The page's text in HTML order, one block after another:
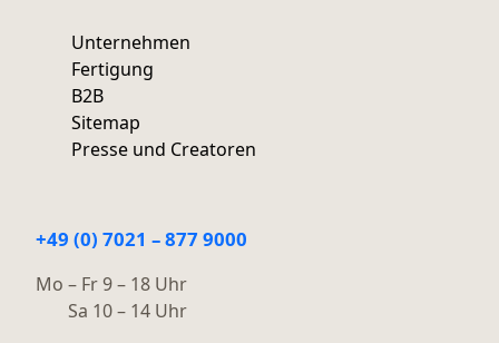
Unternehmen
Fertigung
B2B
Sitemap
Presse und Creatoren
+49 (0) 7021 – 877 9000
Mo – Fr 9 – 18 Uhr
Sa 10 – 14 Uhr